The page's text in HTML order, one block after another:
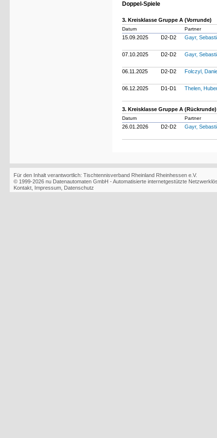
Doppel-Spiele
3. Kreisklasse Gruppe A (Vorrunde)
Datum Partner
15.09.2025 D2-D2 Gayr,
07.10.2025 D2-D2 Gayr,
06.11.2025 D2-D2 Folczyl,
06.12.2025 D1-D1 Thelen,
3. Kreisklasse Gruppe A (Rückrunde)
Datum Partner
26.01.2026 D2-D2 Gayr,
Für den Inhalt verantwortlich: Tischtennisverband Rheinland Rheinhessen e.V.
© 1999-2026 nu Datenautomaten GmbH - Automatisierte internetgestützte
Kontakt Impressum Datenschutz